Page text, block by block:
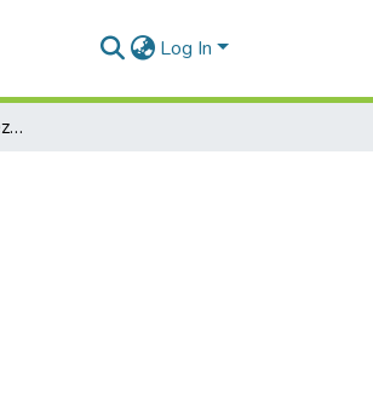
Log In
Interjekcijas kā diskursa iezīmētājas